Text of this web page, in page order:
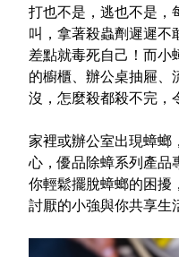
清潔大掃除專區
精油香氛專區
強效誘引捕黏板
團購專區
關於優品
打也不是，逃也不是，
叫，拿著殺蟲劑遲遲不
差點就毒死自己！而小
的櫥櫃、辦公桌抽屜、
沒，怎麼殺都殺不完，
家裡或辦公室出現蟑螂
心，優品除蟑系列產品
你輕鬆擺脫蟑螂的困擾
討厭的小強與你共享生